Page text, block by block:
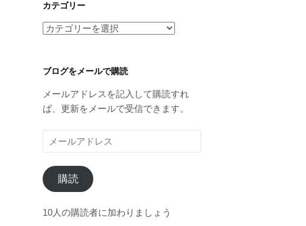
イ
ブ
カテゴリー
カ
リ
ブログをメールで購読
メールアドレスを記入して購読すれ
ば、更新をメールで受信できます。
ー
ル
ア
ド
レ
購読
10人の購読者に加わりましょう